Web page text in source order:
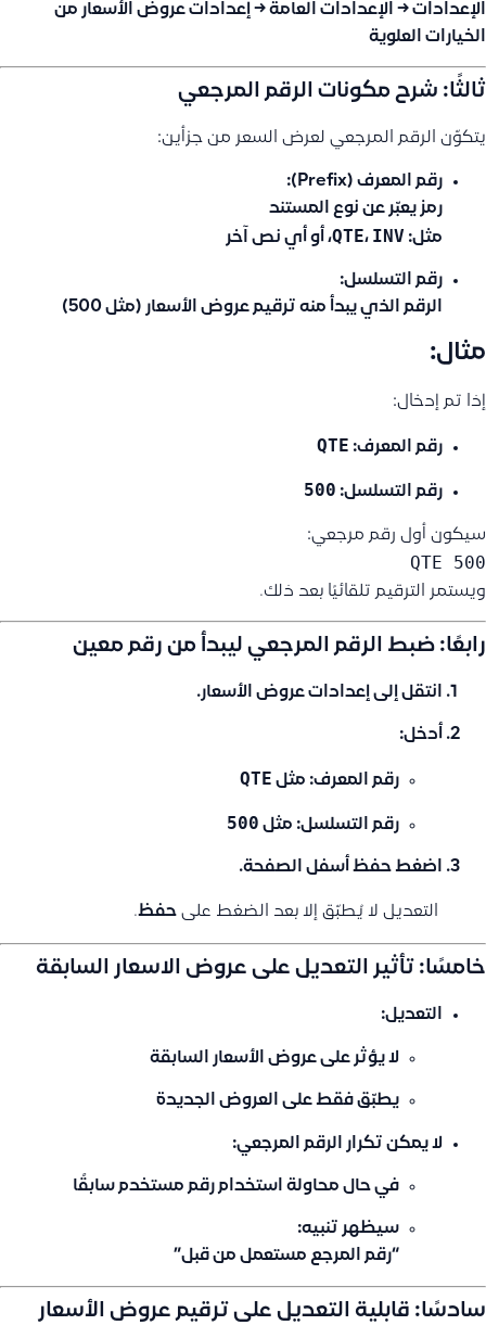
الإعدادات → الإعدادات العامة → إعدادات عروض الأسعار من
الخيارات العلوية
ثالثًا: شرح مكونات الرقم المرجعي
يتكوّن الرقم المرجعي لعرض السعر من جزأين:
رقم المعرف (Prefix):
رمز يعبّر عن نوع المستند
مثل:
QTE، INV ، أو أي نص آخر
رقم التسلسل:
الرقم الذي يبدأ منه ترقيم عروض الأسعار (مثل 500)
مثال:
إذا تم إدخال:
رقم المعرف: QTE
رقم التسلسل: 500
سيكون أول رقم مرجعي:
QTE 500
ويستمر الترقيم تلقائيًا بعد ذلك.
رابعًا: ضبط الرقم المرجعي ليبدأ من رقم معين
انتقل إلى إعدادات عروض الأسعار.
أدخل:
رقم المعرف: مثل QTE
رقم التسلسل: مثل 500
اضغط حفظ أسفل الصفحة.
️ التعديل لا يُطبّق إلا بعد الضغط على حفظ.
خامسًا: تأثير التعديل على عروض الاسعار السابقة
التعديل:
لا يؤثر على عروض الأسعار السابقة
يطبّق فقط على العروض الجديدة
لا يمكن تكرار الرقم المرجعي:
في حال محاولة استخدام رقم مستخدم سابقًا
سيظهر تنبيه:
“رقم المرجع مستعمل من قبل”
سادسًا: قابلية التعديل على ترقيم عروض الأسعار